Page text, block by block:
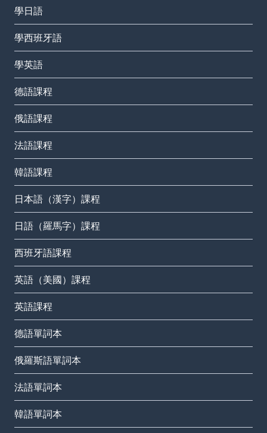
學日語
學西班牙語
學英語
德語課程
俄語課程
法語課程
韓語課程
日本語（漢字）課程
日語（羅馬字）課程
西班牙語課程
英語（美國）課程
英語課程
德語單詞本
俄羅斯語單詞本
法語單詞本
韓語單詞本